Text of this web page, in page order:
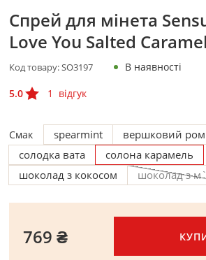
Спрей для мінета
Love You Salted
Код товару:SO3197
В наявності
5.0
1 відгук
Смак spearmint вершковий ром
солодка вата
солона карамель
шоколад з кокосом
шоколад з
769 ₴